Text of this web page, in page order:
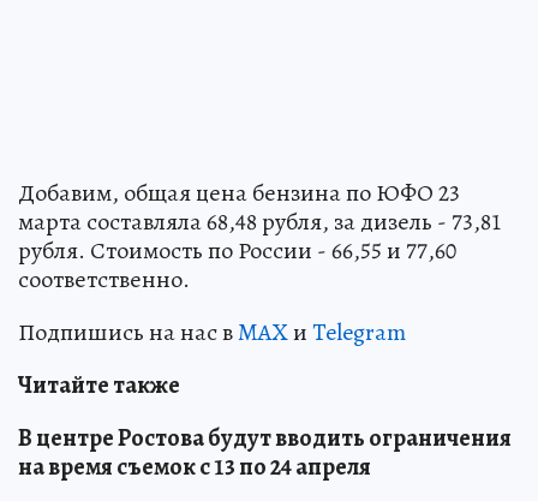
Добавим, общая цена бензина по ЮФО 23
марта составляла 68,48 рубля, за дизель - 73,81
рубля. Стоимость по России - 66,55 и 77,60
соответственно.
Подпишись на нас вMAXиTelegram
Читайте также
В центре Ростова будут вводить ограничения
на время съемок с 13 по 24 апреля